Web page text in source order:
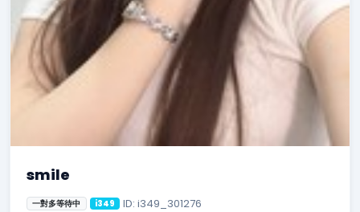
smile
一對多等待中 i349 ID: i349_301276